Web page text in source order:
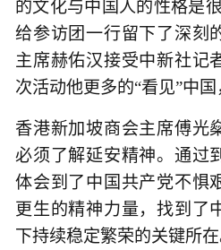
的文化与中国人的性格是
给参访团一行留下了深刻
主席赫佑汉接受中新社记
次活动他更多的“看见”中国
香港新加坡商会主席傅光
必须了解延安精神。通过
体会到了中国共产党不惧
更生的精神力量，找到了
下持续稳定繁荣的关键所在